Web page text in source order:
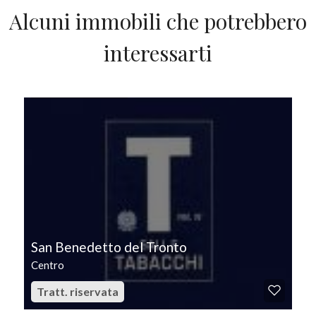
Alcuni immobili che potrebbero
interessarti
San Benedetto del Tronto
Centro
Tratt. riservata